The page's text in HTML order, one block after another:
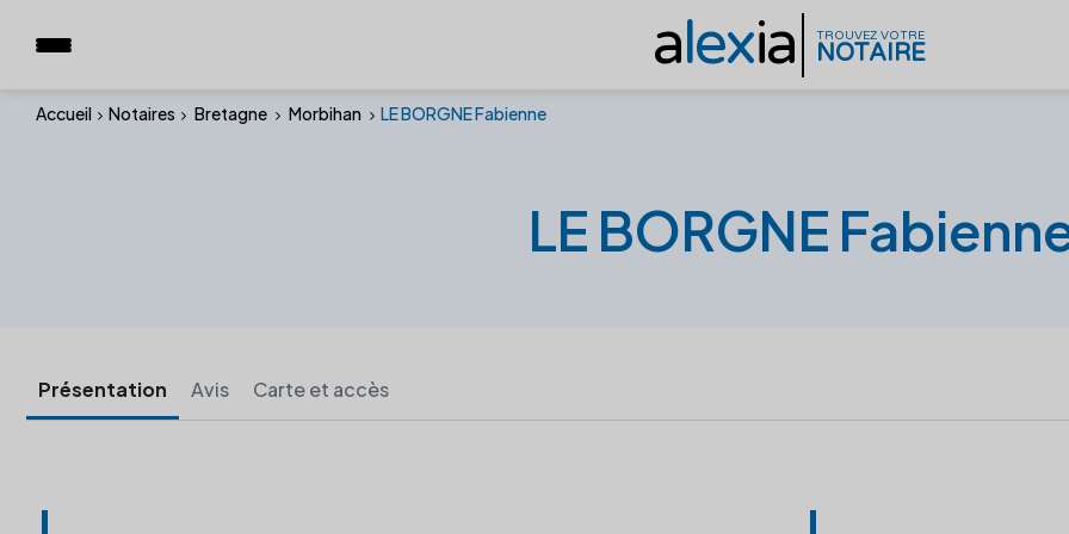
alexia TROUVEZ VOTRE
NOTAIRE
Accueil Notaires Bretagne Morbihan LE BORGNE Fabienne
LE BORGNE
Présentation Avis Carte et accès